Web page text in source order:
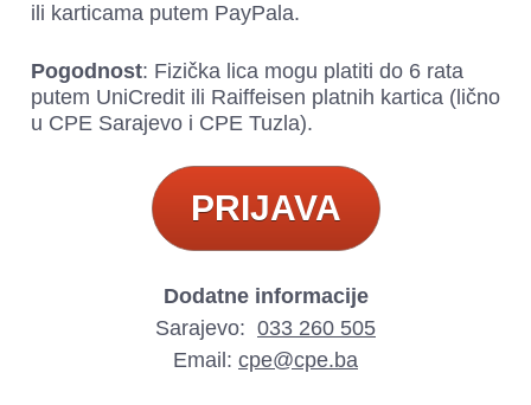
ili karticama putem PayPala.
Pogodnost: Fizička lica mogu platiti do 6 rata
putem UniCredit ili Raiffeisen platnih kartica (lično
u CPE Sarajevo i CPE Tuzla).
PRIJAVA
Dodatne informacije
Sarajevo: 033 260 505
Email: cpe@cpe.ba